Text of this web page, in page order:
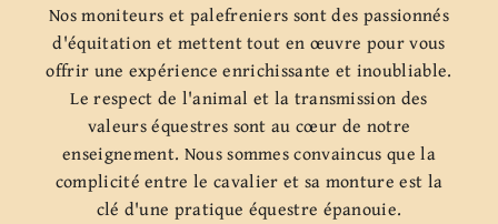
Nos moniteurs et palefreniers sont des passionnés
d'équitation et mettent tout en œuvre pour vous
offrir une expérience enrichissante et inoubliable.
Le respect de l'animal et la transmission des
valeurs équestres sont au cœur de notre
enseignement. Nous sommes convaincus que la
complicité entre le cavalier et sa monture est la
clé d'une pratique équestre épanouie.